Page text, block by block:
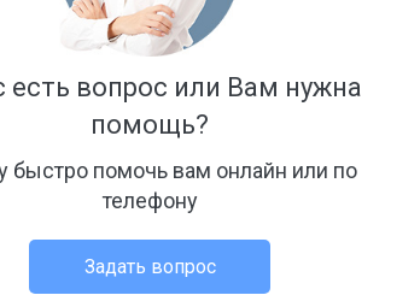
что имя в св-во о рождении на писано
остальные документы выданные через букву Е
буквой Ё согласно св-ву о рождении. Как
есть вопрос или Вам нужна
помощь?
быстро помочь вам онлайн или по
телефону
Задать вопрос